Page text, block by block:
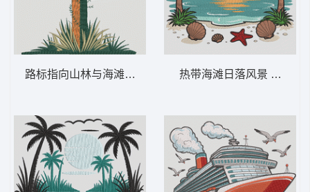
路标指向山林与海滩 山与海滩标志——冒险-
热带海滩日落风景 热带